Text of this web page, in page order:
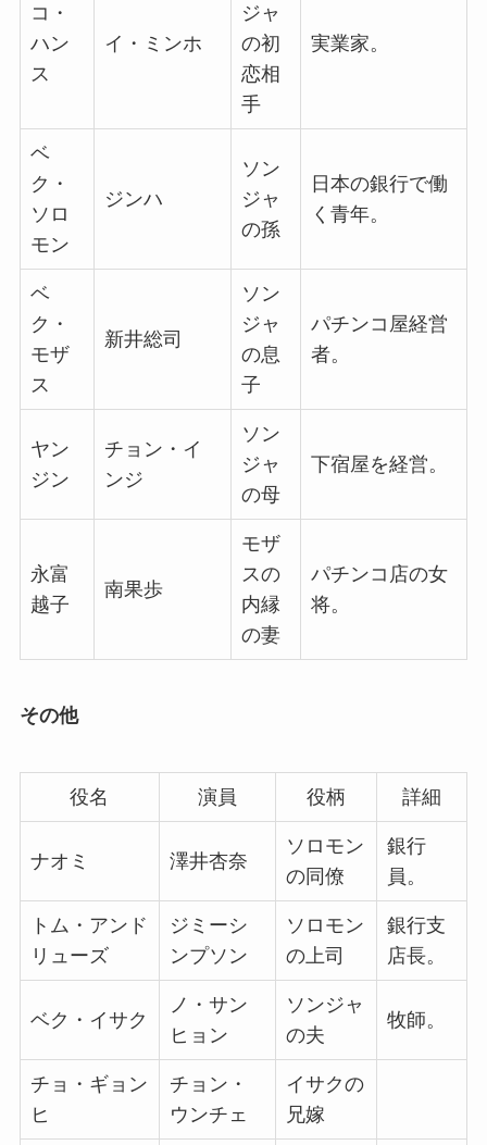
コ・
ハン
ス
イ・ミンホ
ジャ
の初
恋相
手
実業家。
ベ
ク・
ソロ
モン
ジンハ
ソン
ジャ
の孫
日本の銀行で働
く青年。
ベ
ク・
モザ
ス
新井総司
ソン
ジャ
の息
子
パチンコ屋経営
者。
ヤン
ジン
チョン・イ
ンジ
ソン
ジャ
の母
下宿屋を経営。
永富
越子
南果歩
モザ
スの
内縁
の妻
パチンコ店の女
将。
その他
役名 演員 役柄 詳細
ナオミ 澤井杏奈
ソロモン
の同僚
銀行
員。
トム・アンド
リューズ
ジミーシ
ンプソン
ソロモン
の上司
銀行支
店長。
ベク・イサク
ノ・サン
ヒョン
ソンジャ
の夫
牧師。
チョ・ギョン
ヒ
チョン・
ウンチェ
イサクの
兄嫁